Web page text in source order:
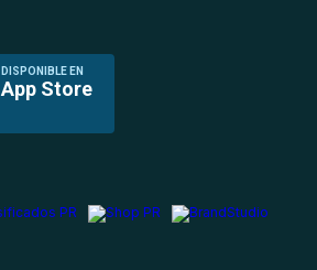
DISPONIBLE EN
App Store